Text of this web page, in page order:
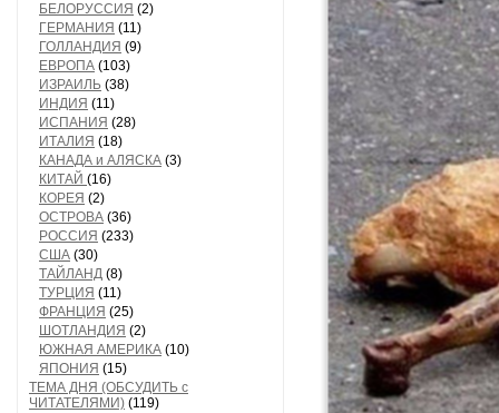
БЕЛОРУССИЯ (2)
ГЕРМАНИЯ (11)
ГОЛЛАНДИЯ (9)
ЕВРОПА (103)
ИЗРАИЛЬ (38)
ИНДИЯ (11)
ИСПАНИЯ (28)
ИТАЛИЯ (18)
КАНАДА и АЛЯСКА (3)
КИТАЙ (16)
КОРЕЯ (2)
ОСТРОВА (36)
РОССИЯ (233)
США (30)
ТАЙЛАНД (8)
ТУРЦИЯ (11)
ФРАНЦИЯ (25)
ШОТЛАНДИЯ (2)
ЮЖНАЯ АМЕРИКА (10)
ЯПОНИЯ (15)
ТЕМА ДНЯ (ОБСУДИТЬ с
ЧИТАТЕЛЯМИ) (119)